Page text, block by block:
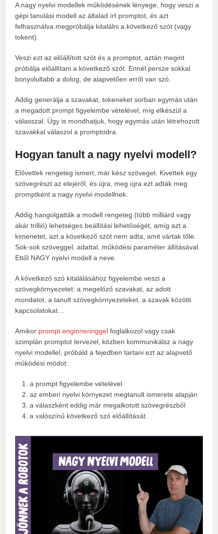
A nagy nyelvi modellek működésének lényege, hogy veszi a
gépi tanulási modell az általad írt promptot, és azt
felhasználva megpróbálja kitalálni a következő szót (vagy
tokent).
Veszi ezt az előállított szót és a promptot, aztán megint
próbálja előállítani a következő szót. Ennél persze sokkal
bonyolultabb a dolog, de alapvetően erről van szó.
Addig generálja a szavakat, tokeneket sorban egymás után
a megadott prompt figyelembe vételével, míg elkészül a
válasszal. Úgy is mondhatjuk, hogy egymás után létrehozott
szavakkal válaszol a promptodra.
Hogyan tanult a nagy nyelvi modell?
Elővettek rengeteg ismert, már kész szöveget. Kivettek egy
szövegrészt az elejéről, és újra, meg újra ezt adták meg
promptként a nagy nyelvi modellnek.
Addig hangolgatták a modell rengeteg (több milliárd vagy
akár trillió) lehetséges beállítási lehetőségét, amíg azt a
kimenetet, azt a következő szót nem adta, amit vártak tőle.
Sok-sok szöveggel, adattal, működési paraméter állításával.
Ettől NAGY nyelvi modell a neve.
A következó szó kitalálásához figyelembe veszi a
szövegkörnyezetet: a megelőző szavakat, az adott
mondatot, a tanult szövegkörnyezeteket, a szavak közötti
kapcsolatokat…
Amikor prompt enginneringgelfoglalkozol vagy csak
szimplán promptot tervezel, közben kommunikálsz a nagy
nyelvi modellel, próbáld a fejedben tartani ezt az alapvető
működési módot:
a prompt figyelembe vételével
az emberi nyelvi környezet megtanult ismerete alapján
a válaszként eddig már megalkotott szövegrészből
a valószínű következő szó előállítását.